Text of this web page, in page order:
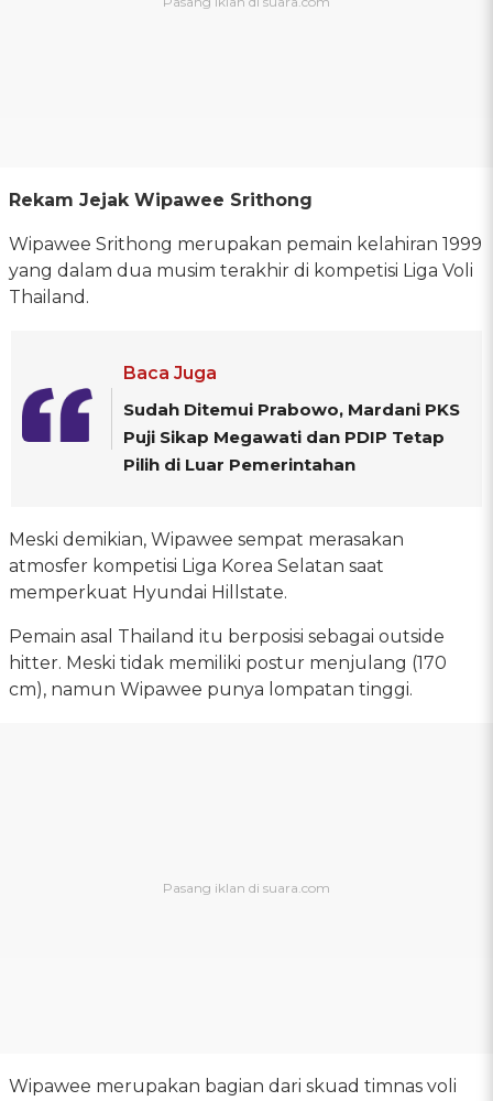
Rekam Jejak Wipawee Srithong
Wipawee Srithong merupakan pemain kelahiran 1999
yang dalam dua musim terakhir di kompetisi Liga Voli
Thailand.
Baca Juga
Sudah Ditemui Prabowo, Mardani PKS
Puji Sikap Megawati dan PDIP Tetap
Pilih di Luar Pemerintahan
Meski demikian, Wipawee sempat merasakan
atmosfer kompetisi Liga Korea Selatan saat
memperkuat Hyundai Hillstate.
Pemain asal Thailand itu berposisi sebagai outside
hitter. Meski tidak memiliki postur menjulang (170
cm), namun Wipawee punya lompatan tinggi.
Wipawee merupakan bagian dari skuad timnas voli